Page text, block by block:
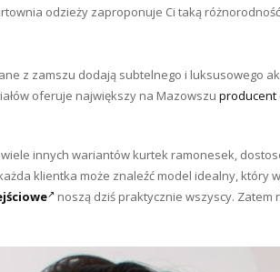
odzieży zaproponuje Ci taką
z zamszu dodają subtelnego i luksusowego
oferuje największy na Mazowszu producent
innych wariantów kurtek ramonesek,
klientka może znaleźć model idealny, który
noszą dziś praktycznie wszyscy. Zatem